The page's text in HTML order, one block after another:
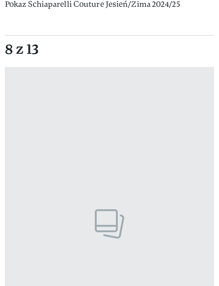
Pokaz Schiaparelli Couture Jesień/Zima 2024/25
8 z 13